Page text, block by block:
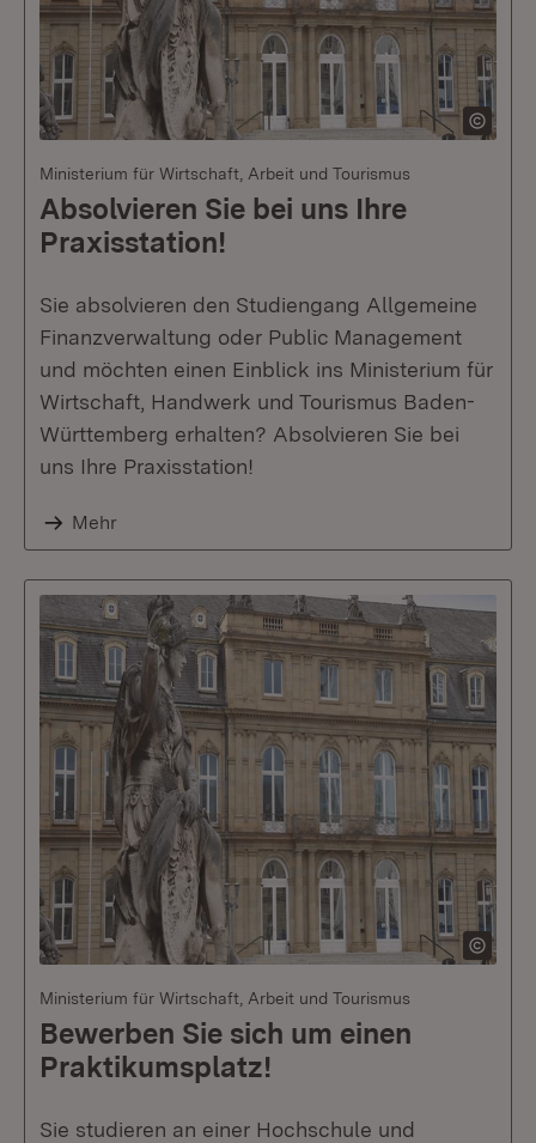
Ministerium für Wirtschaft, Arbeit und Tourismus
Absolvieren Sie bei uns Ihre
Praxisstation!
Sie absolvieren den Studiengang Allgemeine
Finanzverwaltung oder Public Management
und möchten einen Einblick ins Ministerium für
Wirtschaft, Handwerk und Tourismus Baden-
Württemberg erhalten? Absolvieren Sie bei
uns Ihre Praxisstation!
Mehr
Ministerium für Wirtschaft, Arbeit und Tourismus
Bewerben Sie sich um einen
Praktikumsplatz!
Sie studieren an einer Hochschule und